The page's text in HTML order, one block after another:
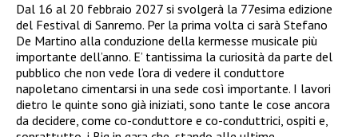
Dal 16 al 20 febbraio 2027 si svolgerà la 77esima edizione
del Festival di Sanremo. Per la prima volta ci sarà Stefano
De Martino alla conduzione della kermesse musicale più
importante dell’anno. E’ tantissima la curiosità da parte del
pubblico che non vede l’ora di vedere il conduttore
napoletano cimentarsi in una sede così importante. I lavori
dietro le quinte sono già iniziati, sono tante le cose ancora
da decidere, come co-conduttore e co-conduttrici, ospiti e,